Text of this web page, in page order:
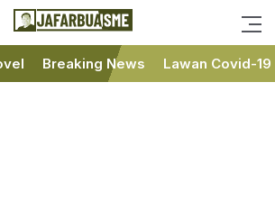
JafarBua
Media Online, Ini
Breaking News Lawan Covid-19